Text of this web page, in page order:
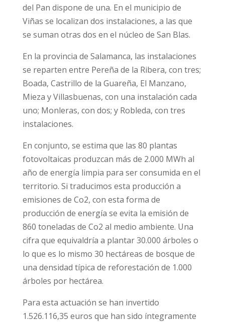
del Pan dispone de una. En el municipio de
Viñas se localizan dos instalaciones, a las que
se suman otras dos en el núcleo de San Blas.
En la provincia de Salamanca, las instalaciones
se reparten entre Pereña de la Ribera, con tres;
Boada, Castrillo de la Guareña, El Manzano,
Mieza y Villasbuenas, con una instalación cada
uno; Monleras, con dos; y Robleda, con tres
instalaciones.
En conjunto, se estima que las 80 plantas
fotovoltaicas produzcan más de 2.000 MWh al
año de energía limpia para ser consumida en el
territorio. Si traducimos esta producción a
emisiones de Co2, con esta forma de
producción de energía se evita la emisión de
860 toneladas de Co2 al medio ambiente. Una
cifra que equivaldría a plantar 30.000 árboles o
lo que es lo mismo 30 hectáreas de bosque de
una densidad típica de reforestación de 1.000
árboles por hectárea.
Para esta actuación se han invertido
1.526.116,35 euros que han sido íntegramente